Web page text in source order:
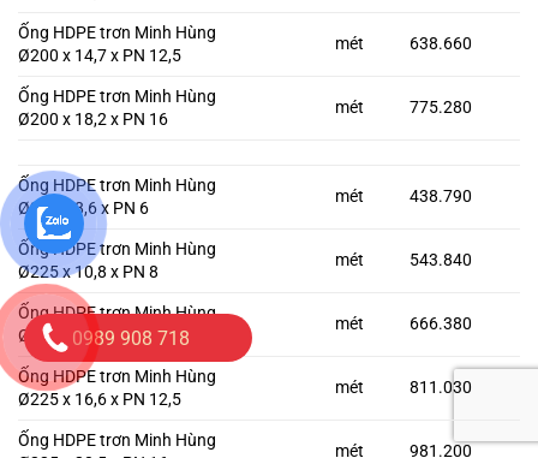
Ống HDPE trơn Minh Hùng
Ø200 x 14,7 x PN 12,5
mét 638.660
Ống HDPE trơn Minh Hùng
Ø200 x 18,2 x PN 16
mét 775.280
Ống HDPE trơn Minh Hùng
Ø225 x 8,6 x PN 6
mét 438.790
Ống HDPE trơn Minh Hùng
Ø225 x 10,8 x PN 8
mét 543.840
Ống HDPE trơn Minh Hùng
Ø225 x 13,4 x PN 10
mét 666.380
Ống HDPE trơn Minh Hùng
Ø225 x 16,6 x PN 12,5
mét 811.030
Ống HDPE trơn Minh Hùng
mét 981.200
0989 908 718